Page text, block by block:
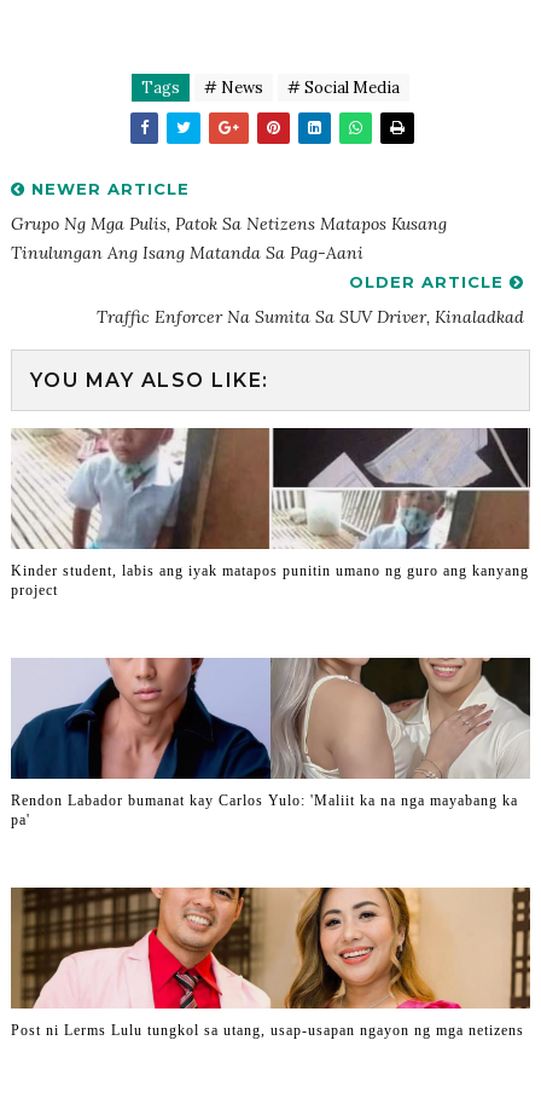
Tags # News # Social Media
NEWER ARTICLE
Grupo Ng Mga Pulis, Patok Sa Netizens Matapos Kusang
Tinulungan Ang Isang Matanda Sa Pag-Aani
OLDER ARTICLE
Traffic Enforcer Na Sumita Sa SUV Driver, Kinaladkad
YOU MAY ALSO LIKE:
Kinder student, labis ang iyak matapos punitin umano ng guro ang kanyang
project
Rendon Labador bumanat kay Carlos Yulo: 'Maliit ka na nga mayabang ka
pa'
Post ni Lerms Lulu tungkol sa utang, usap-usapan ngayon ng mga netizens